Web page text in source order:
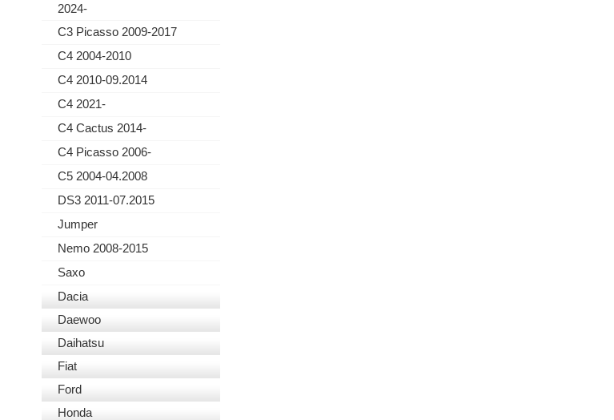
2024-
C3 Picasso 2009-2017
C4 2004-2010
C4 2010-09.2014
C4 2021-
C4 Cactus 2014-
C4 Picasso 2006-
C5 2004-04.2008
DS3 2011-07.2015
Jumper
Nemo 2008-2015
Saxo
Dacia
Daewoo
Daihatsu
Fiat
Ford
Honda